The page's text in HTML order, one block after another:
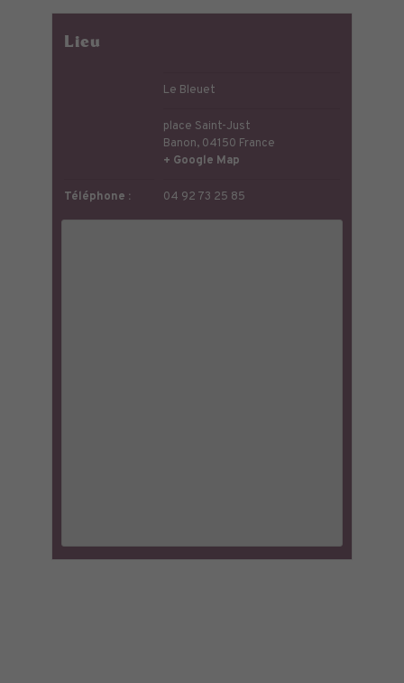
Lieu
Le Bleuet
place Saint-Just
Banon, 04150 France
+ Google Map
Téléphone : 04 92 73 25 85